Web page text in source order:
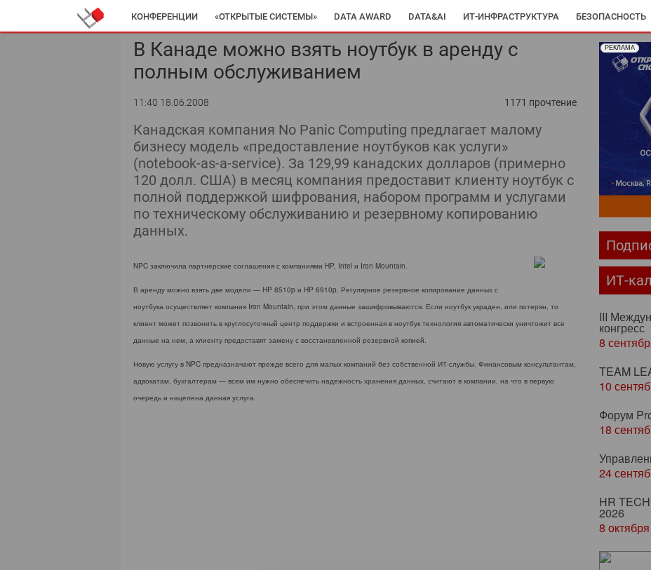
КОНФЕРЕНЦИИ «ОТКРЫТЫЕ СИСТЕМЫ» DATA AWARD DATA&AI ИТ-ИНФРАСТРУКТУРА БЕЗОПАСНОСТЬ
В Канаде можно взять ноутбук в аренду с
полным обслуживанием
11:40 18.06.2008 1171 прочтение
Канадская компания No Panic Computing предлагает малому
бизнесу модель «предоставление ноутбуков как услуги»
(notebook-as-a-service). За 129,99 канадских долларов (примерно
120 долл. США) в месяц компания предоставит клиенту ноутбук с
полной поддержкой шифрования, набором программ и услугами
по техническому обслуживанию и резервному копированию
данных.
NPC заключила партнерские соглашения с компаниями HP, Intel и Iron Mountain.
В аренду можно взять две модели — HP 8510p и HP 6910p. Регулярное резервное копирование данных с
ноутбука осуществляет компания Iron Mountain, при этом данные зашифровываются. Если ноутбук украден, или потерян, то
клиент может позвонить в круглосуточный центр поддержки и встроенная в ноутбук технология автоматически уничтожит все
данные на нем, а клиенту предоставят замену с восстановленной резервной копией.
Новую услугу в NPC предназначают прежде всего для малых компаний без собственной ИТ-службы. Финансовым консультантам,
адвокатам, бухгалтерам — всем им нужно обеспечить надежность хранения данных, считают в компании, на что в первую
очередь и нацелена данная услуга.
РЕКЛАМА
ИТ-
III
конгресс
8
TEAM
10
Форум
18
24
HR
2026
8